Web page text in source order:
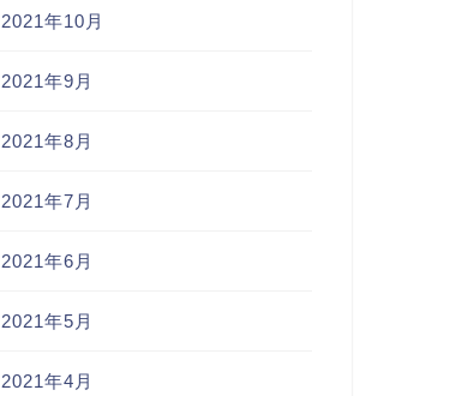
2021年10月
2021年9月
2021年8月
2021年7月
2021年6月
2021年5月
2021年4月